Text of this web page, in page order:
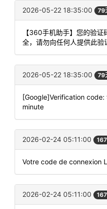
2026-05-22 18:35:00 79
【360手机助手】您的验
全，请勿向任何人提供此验
2026-05-22 18:35:00 79
[Google]Verification
minute
2026-02-24 05:11:00
Votre code de connexion
2026-02-24 05:11:00